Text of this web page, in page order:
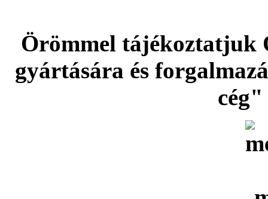
Örömmel tájékoztatjuk
gyártására és